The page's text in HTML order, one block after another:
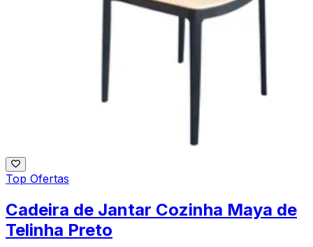
Top Ofertas
Cadeira de Jantar Cozinha Maya de
Telinha Preto